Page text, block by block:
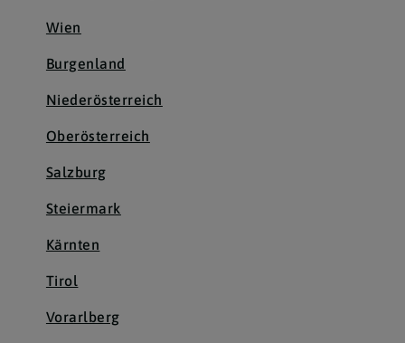
Wien
Burgenland
Niederösterreich
Oberösterreich
Salzburg
Steiermark
Kärnten
Tirol
Vorarlberg